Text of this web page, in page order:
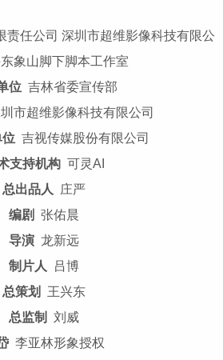
责任公司 深圳市超维影像科技有限公
象山脚下脚本工作室
位 吉林省委宣传部
市超维影像科技有限公司
位 吉视传媒股份有限公司
支持机构 可灵AI
总出品人 庄严
编剧
张佑晨
导演 龙新远
制片人 吕博
总策划
王兴东
总监制
刘威
李亚林形象授权